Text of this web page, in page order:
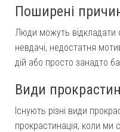
Поширені
Люди можуть відкладати
невдачі, недостатня
дій або просто занадто
Види
Існують різні види
прокрастинація, коли ми